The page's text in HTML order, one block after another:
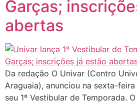
Garças;
abertas
Da redação O Univar (Centro
Araguaia), anunciou na sexta-
seu 1º Vestibular de Temporada.